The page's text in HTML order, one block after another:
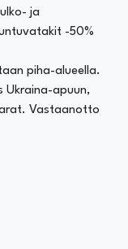
ja
-50%
piha-alueella.
Ukraina-apuun,
Vastaanotto